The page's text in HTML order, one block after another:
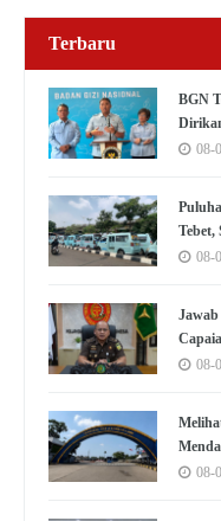
Terbaru
BGN
08-
Tebet,
08-
08-
08-